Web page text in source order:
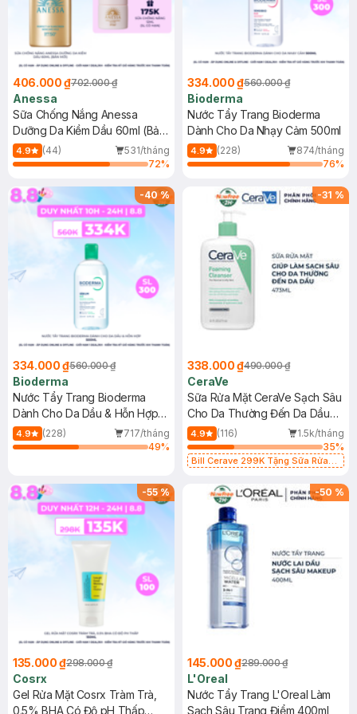
406.000 ₫702.000 ₫
Anessa
Sữa Chống Nắng Anessa
Dưỡng Da Kiềm Dầu 60ml (Bản
Mới)
4.9 (44)
531/tháng
72%
334.000 ₫560.000 ₫
Bioderma
Nước Tẩy Trang Bioderma
Dành Cho Da Nhạy Cảm 500ml
4.9 (228)
874/tháng
76%
-40%
334.000 ₫560.000 ₫
Bioderma
Nước Tẩy Trang Bioderma
Dành Cho Da Dầu & Hỗn Hợp
500ml
4.9 (228)
717/tháng
49%
-31 %
338.000 ₫490.000 ₫
CeraVe
Sữa Rửa Mặt CeraVe Sạch Sâu
Cho Da Thường Đến Da Dầu
473ml
4.9 (116)
1.5k/tháng
35%
Bill Cerave 299K Tặng Sữa Rửa
-55%
135.000 ₫298.000 ₫
Cosrx
Gel Rửa Mặt Cosrx Tràm Trà,
0.5% BHA Có Độ pH Thấp
-50 %
145.000 ₫289.000 ₫
L'Oreal
Nước Tẩy Trang L'Oreal Làm
Sạch Sâu Trang Điểm 400ml